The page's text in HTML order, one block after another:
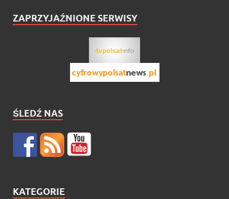
ZAPRZYJAŹNIONE SERWISY
ŚLEDŹ NAS
KATEGORIE